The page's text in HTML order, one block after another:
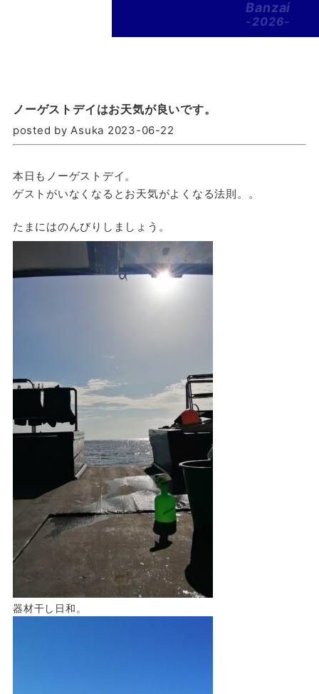
Banzai
-2026-
ノーゲストデイはお天気が良いです。
posted by Asuka 2023-06-22
本日もノーゲストデイ。
ゲストがいなくなるとお天気がよくなる法則。。
たまにはのんびりしましょう。
器材干し日和。